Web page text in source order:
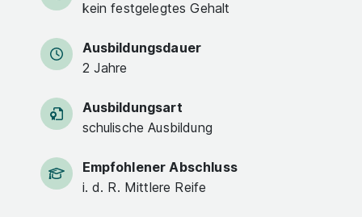
kein festgelegtes Gehalt
Ausbildungsdauer
2 Jahre
Ausbildungsart
schulische Ausbildung
Empfohlener Abschluss
i. d. R. Mittlere Reife